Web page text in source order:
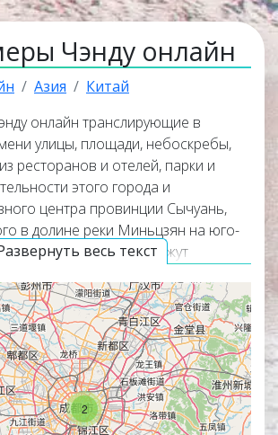
Чэнду онлайн
Азия Китай
весь текст
онлайн транслирующие в
улицы, площади, небоскребы,
ресторанов и отелей, парки и
этого города и
центра провинции Сычуань,
в долине реки Миньцзян на юго-
веб камеры покажут
узнать актуальную погоду в
Веб камеры работают в
некоторые из них транслируют
звуком. Популярные онлайн веб
в верхней части списка
онлайн веб камер покажет
каждой веб камеры в
2